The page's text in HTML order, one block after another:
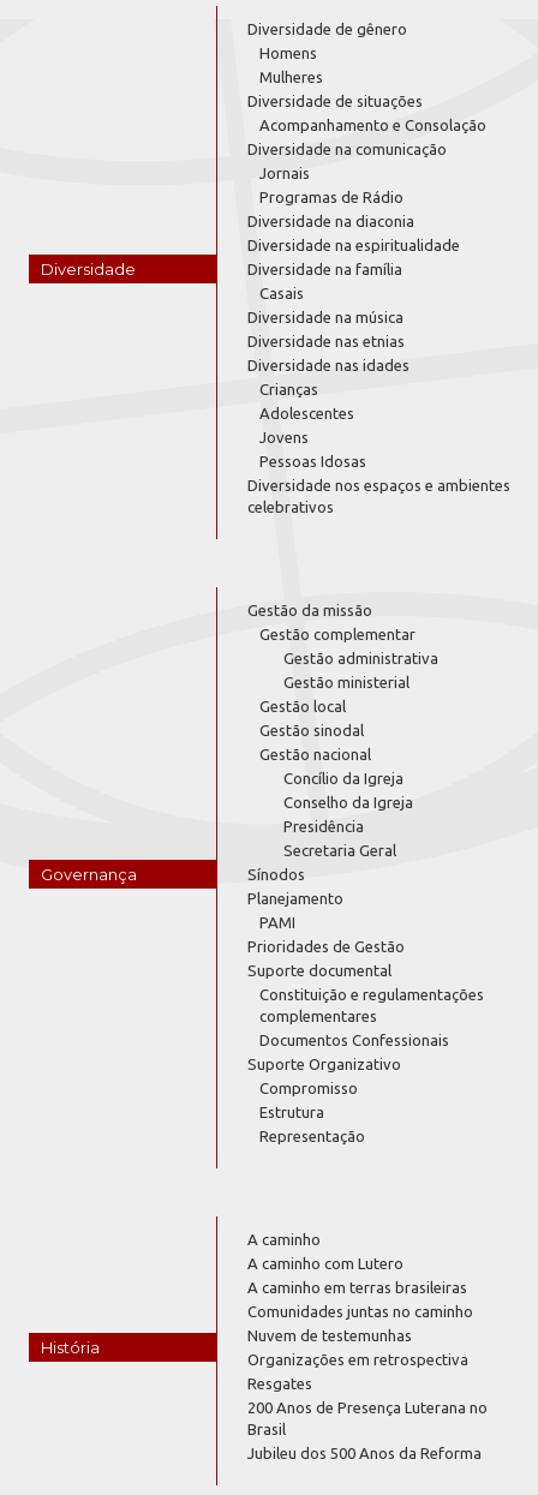
Diversidade
Diversidade de gênero
Homens
Mulheres
Diversidade de situações
Acompanhamento e Consolação
Diversidade na comunicação
Jornais
Programas de Rádio
Diversidade na diaconia
Diversidade na espiritualidade
Diversidade na família
Casais
Diversidade na música
Diversidade nas etnias
Diversidade nas idades
Crianças
Adolescentes
Jovens
Pessoas Idosas
Diversidade nos espaços e ambientes
celebrativos
Governança
Gestão da missão
Gestão complementar
Gestão administrativa
Gestão ministerial
Gestão local
Gestão sinodal
Gestão nacional
Concílio da Igreja
Conselho da Igreja
Presidência
Secretaria Geral
Sínodos
Planejamento
PAMI
Prioridades de Gestão
Suporte documental
Constituição e regulamentações
complementares
Documentos Confessionais
Suporte Organizativo
Compromisso
Estrutura
Representação
História
A caminho
A caminho com Lutero
A caminho em terras brasileiras
Comunidades juntas no caminho
Nuvem de testemunhas
Organizações em retrospectiva
Resgates
200 Anos de Presença Luterana no
Brasil
Jubileu dos 500 Anos da Reforma